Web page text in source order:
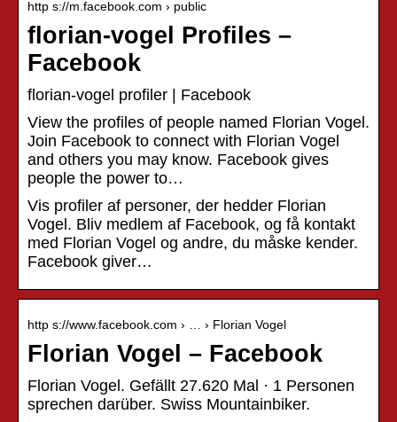
http s://m.facebook.com › public
florian-vogel Profiles –
Facebook
florian-vogel profiler | Facebook
View the profiles of people named Florian Vogel.
Join Facebook to connect with Florian Vogel
and others you may know. Facebook gives
people the power to…
Vis profiler af personer, der hedder Florian
Vogel. Bliv medlem af Facebook, og få kontakt
med Florian Vogel og andre, du måske kender.
Facebook giver…
http s://www.facebook.com › … › Florian Vogel
Florian Vogel – Facebook
Florian Vogel. Gefällt 27.620 Mal · 1 Personen
sprechen darüber. Swiss Mountainbiker.